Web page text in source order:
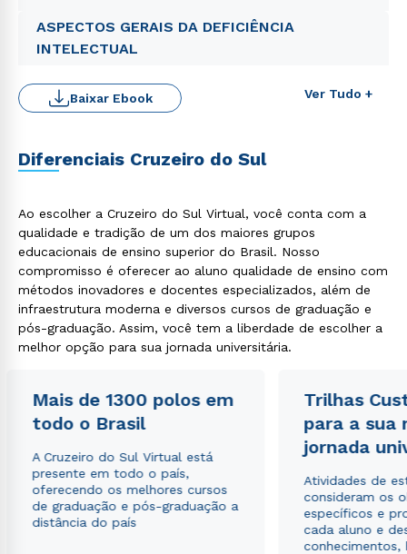
ASPECTOS GERAIS DA DEFICIÊNCIA
INTELECTUAL
Ver Tudo +
Baixar Ebook
Diferenciais Cruzeiro do Sul
Ao escolher a Cruzeiro do Sul Virtual, você conta com a
qualidade e tradição de um dos maiores grupos
educacionais de ensino superior do Brasil. Nosso
compromisso é oferecer ao aluno qualidade de ensino com
métodos inovadores e docentes especializados, além de
infraestrutura moderna e diversos cursos de graduação e
pós-graduação. Assim, você tem a liberdade de escolher a
melhor opção para sua jornada universitária.
Mais de 1300 polos em
todo o Brasil
A Cruzeiro do Sul Virtual está
presente em todo o país,
oferecendo os melhores cursos
de graduação e pós-graduação a
distância do país
Trilhas
para a sua
jornada
Atividades de
consideram os
específicos e
cada aluno e
conhecimentos,
WhatsApp
ou
autorizo que meus dados sejam utilizados para o
envio de conteúdos da Cruzeiro do Sul.